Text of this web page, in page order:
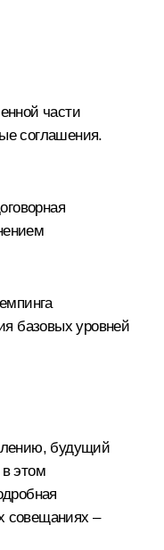
части
соглашения.
базовых уровней
будущий
этом
совещаниях –